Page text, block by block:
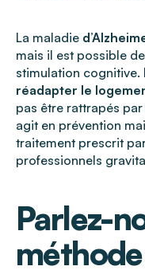
La maladie
mais il est possible
stimulation cognitive.
réadapter le
pas être rattrapés
agit en prévention
traitement prescrit
professionnels
Parlez-